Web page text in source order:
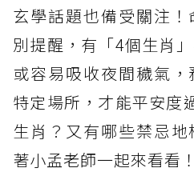
玄學話題也備受關注
別提醒，有「4個生肖
或容易吸收夜間穢氣
特定場所，才能平安度
生肖？又有哪些禁忌
著小孟老師一起來看看！